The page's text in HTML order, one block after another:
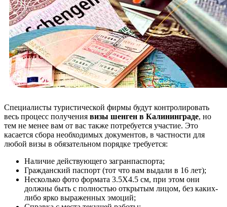
Специалисты туристической фирмы будут контролировать
весь процесс получения визы шенген в Калининграде, но
тем не менее вам от вас также потребуется участие. Это
касается сбора необходимых документов, в частности для
любой визы в обязательном порядке требуется:
Наличие действующего загранпаспорта;
Гражданский паспорт (тот что вам выдали в 16 лет);
Несколько фото формата 3.5Х4.5 см, при этом они
должны быть с полностью открытым лицом, без каких-
либо ярко выраженных эмоций;